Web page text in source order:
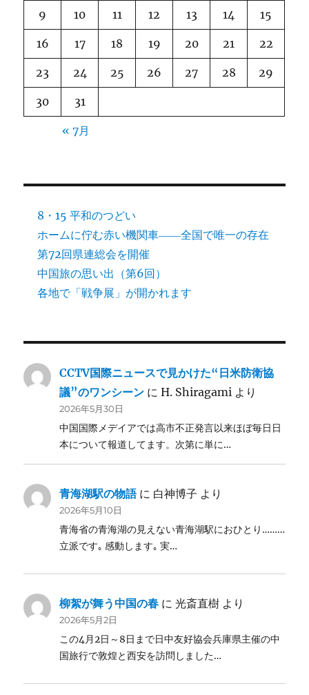
9 10 11 12 13 14 15
16 17 18 19 20 21 22
23 24 25 26 27 28 29
30 31
« 7月
8・15 平和のつどい
ホームに佇む赤い機関車――全国で唯一の存在
第72回県連総会を開催
中国旅の思い出（第6回）
各地で「戦争展」が開かれます
CCTV国際ニュースで見かけた“日米防衛協
議”のワンシーン にH. Shiragami より
2026年5月30日
中国国際メデイアでは高市不正発言以来ほぼ毎日日
本について報道してます。次第に単に…
青海湖駅の物語に 白神博子 より
2026年5月10日
青海省の青海湖の見えない青海湖駅におひとり………
立派です｡ 感動します｡ 実…
柳絮が舞う中国の春 に光斎直樹 より
2026年5月2日
この4月2日～8日まで日中友好協会兵庫県主催の中
国旅行で敦煌と西安を訪問しました…